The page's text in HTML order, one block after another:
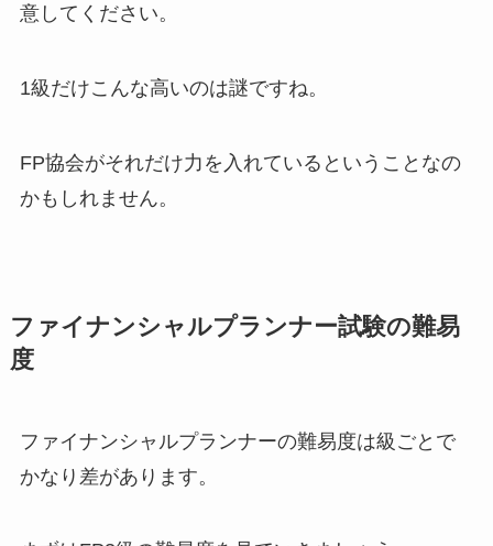
意してください。
1級だけこんな高いのは謎ですね。
FP協会がそれだけ力を入れているということなの
かもしれません。
ファイナンシャルプランナー試験の難易
度
ファイナンシャルプランナーの難易度は級ごとで
かなり差があります。